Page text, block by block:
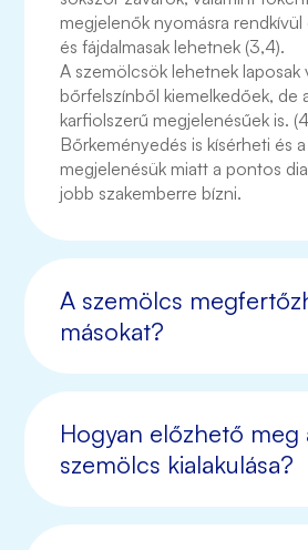
megjelenők nyomásra
és fájdalmasak lehetnek (3,4).
A szemölcsök lehetnek laposak
bőrfelszínből kiemelkedőek, de
karfiolszerű megjelenésűek is.
Bőrkeményedés is kísérheti és
megjelenésük miatt a pontos
jobb szakemberre bízni.
A szemölcs
másokat?
Hogyan előzhető meg
szemölcs kialakulása?